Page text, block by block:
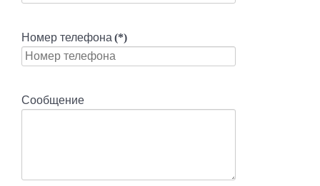
Номер телефона (*)
Сообщение